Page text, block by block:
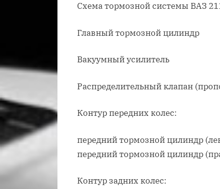
Схема тормозной системы ВАЗ
Главный тормозной цилиндр
Вакуумный усилитель
Распределительный клапан
Контур передних колес:
передний тормозной цилиндр
передний тормозной цилиндр
Контур задних колес: